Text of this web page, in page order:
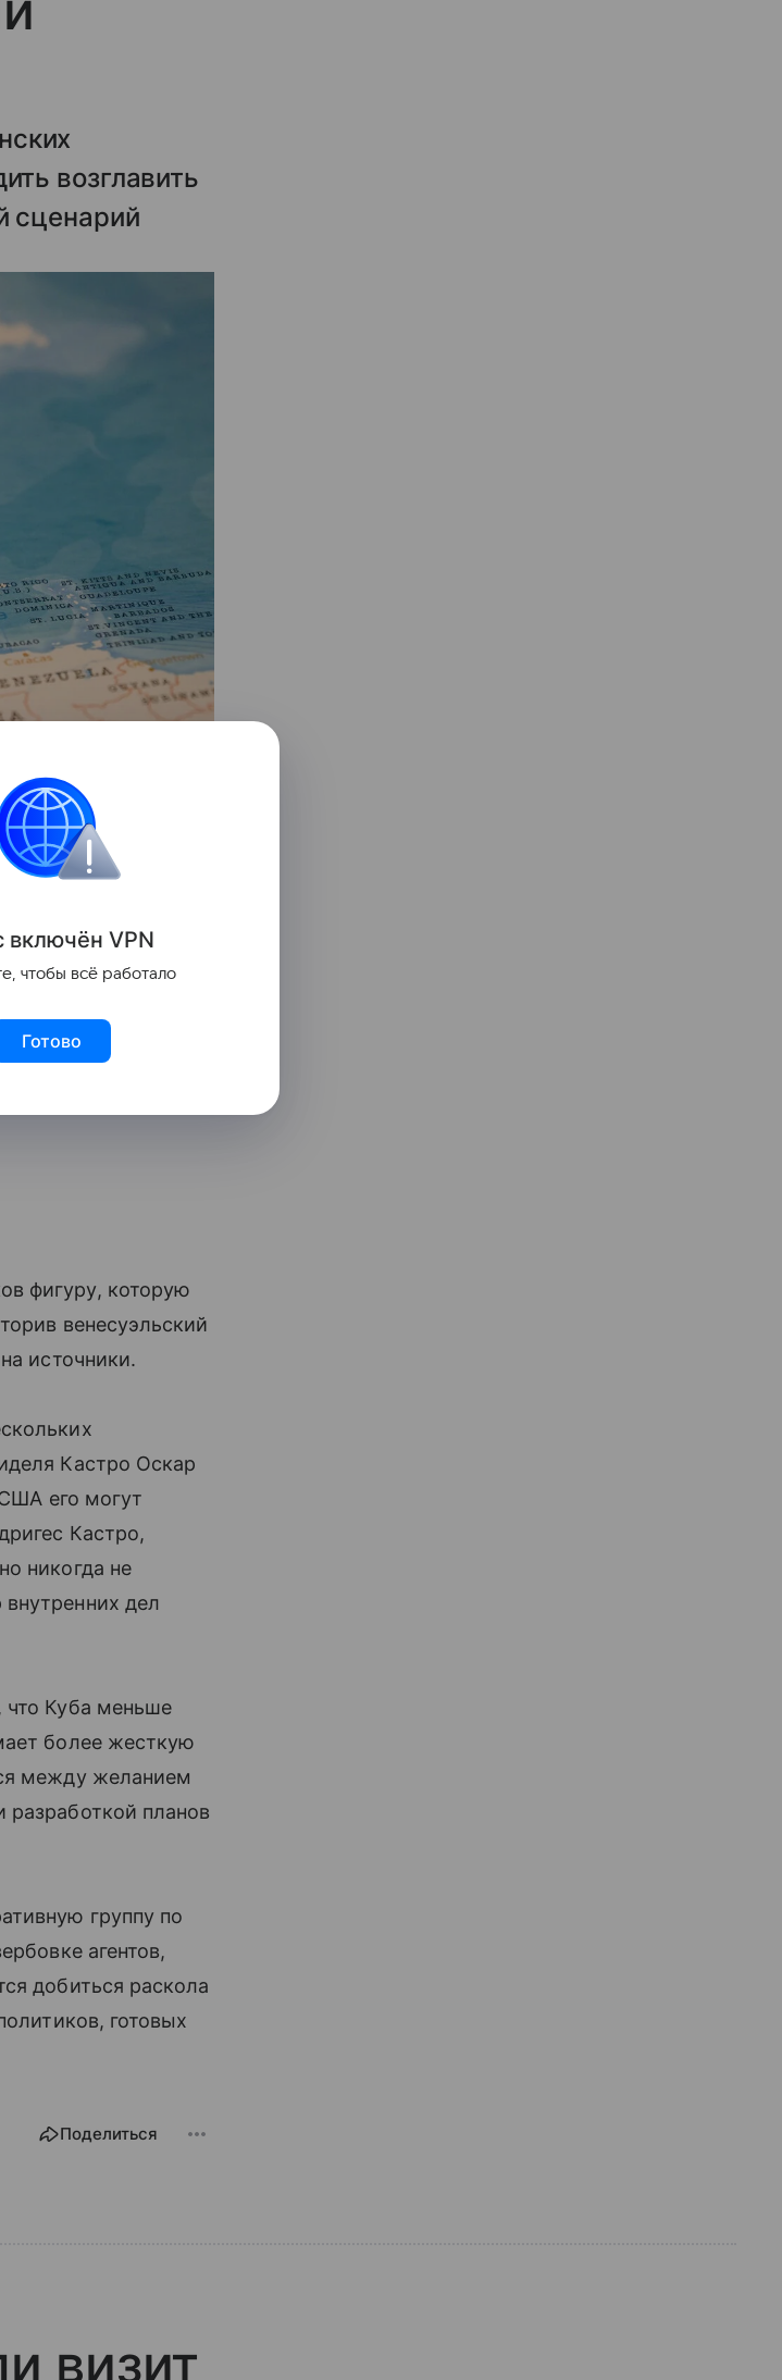
возглавить
сценарий
фигуру, которую
венесуэльский
источники.
Кастро Оскар
его могут
Кастро,
никогда не
дел
Куба меньше
более жесткую
между желанием
планов
группу по
агентов,
добиться раскола
готовых
Поделиться
визит
включён VPN
чтобы всё работало
Готово